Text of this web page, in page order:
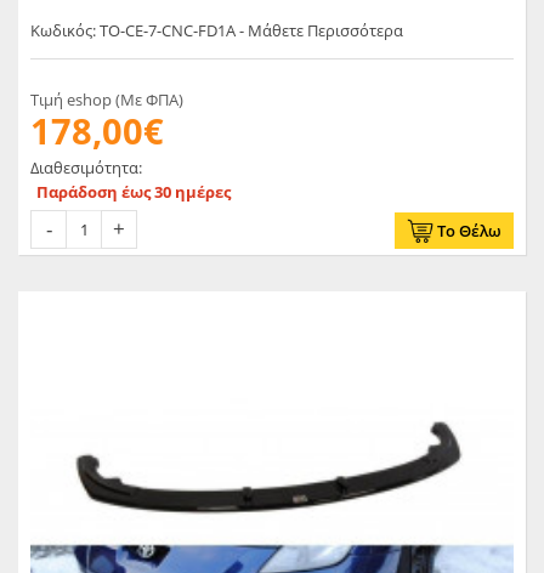
Κωδικός: TO-CE-7-CNC-FD1A - Μάθετε Περισσότερα
Τιμή eshop (Με ΦΠΑ)
178,00€
Διαθεσιμότητα:
Παράδοση έως 30 ημέρες
Το Θέλω